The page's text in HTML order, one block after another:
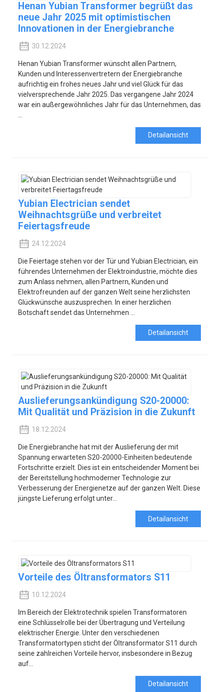
Henan Yubian Transformer begrüßt das
neue Jahr 2025 mit optimistischen
Innovationen in der Energiebranche
30.12.2024
Henan Yubian Transformer wünscht allen Partnern,
Kunden und Interessenvertretern der Energiebranche
aufrichtig ein frohes neues Jahr und viel Glück für das
vielversprechende Jahr 2025. Das vergangene Jahr 2024
war ein außergewöhnliches Jahr für das Unternehmen, das
Detailansicht
Yubian Electrician sendet
Weihnachtsgrüße und verbreitet
Feiertagsfreude
24.12.2024
Die Feiertage stehen vor der Tür und Yubian Electrician, ein
führendes Unternehmen der Elektroindustrie, möchte dies
zum Anlass nehmen, allen Partnern, Kunden und
Elektrofreunden auf der ganzen Welt seine herzlichsten
Glückwünsche auszusprechen. In einer herzlichen
Botschaft sendet das Unternehmen ...
Detailansicht
Auslieferungsankündigung S20-20000:
Mit Qualität und Präzision in die Zukunft
18.12.2024
Die Energiebranche hat mit der Auslieferung der mit
Spannung erwarteten S20-20000-Einheiten bedeutende
Fortschritte erzielt. Dies ist ein entscheidender Moment bei
der Bereitstellung hochmoderner Technologie zur
Verbesserung der Energienetze auf der ganzen Welt. Diese
jüngste Lieferung erfolgt unter...
Detailansicht
Vorteile des Öltransformators S11
10.12.2024
Im Bereich der Elektrotechnik spielen Transformatoren
eine Schlüsselrolle bei der Übertragung und Verteilung
elektrischer Energie. Unter den verschiedenen
Transformatortypen sticht der Öltransformator S11 durch
seine zahlreichen Vorteile hervor, insbesondere in Bezug
auf...
Detailansicht